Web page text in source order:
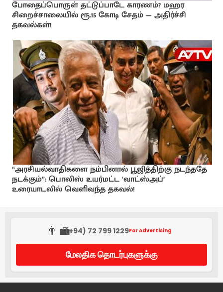
போதைப்பொருள் தட்டுப்பாடே காரணம்? மஹர
சிறைச்சாலையில் ரூ.15 கோடி சேதம் — அதிர்ச்சி
தகவல்கள்!
“அரசியல்வாதிகளை நம்பினால் பூஜித்திற்கு நடந்ததே
நடக்கும்”: பொலிஸ் உயர்மட்ட ‘வாட்ஸ்அப்’
உரையாடலில் வெளிவந்த தகவல்!
👨‍💼(+94) 72 799 1229For Advertising
மேலதிக தொடர்புகளுக்கு